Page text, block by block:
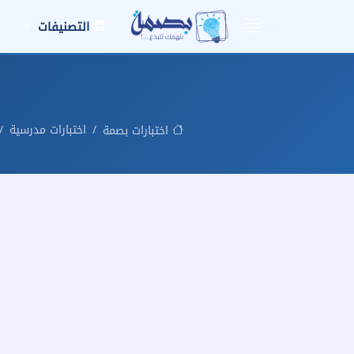
التصنيفات
اختبارات بصمة اختبارات مدرسية